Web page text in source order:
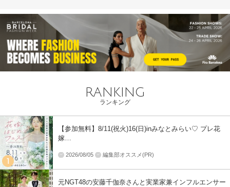
RANKING
ランキング
【参加無料】8/11(祝火)16(日)inみなとみらい♡ プレ花
嫁…
2026/08/05 編集部オススメ(PR)
元NGT48の安藤千伽奈さんと実業家兼インフルエンサー